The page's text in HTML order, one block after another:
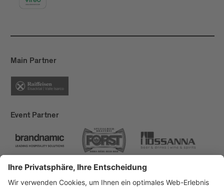
Main Partner
Event Partner